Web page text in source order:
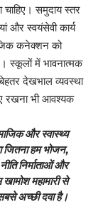
चाहिए। समुदाय स्तर
और स्वयंसेवी कार्य
कनेक्शन को
स्कूलों में भावनात्मक
देखभाल व्यवस्था
रखना भी आवश्यक
और स्वास्थ्य
जितना हम भोजन,
निर्माताओं और
महामारी से
अच्छी दवा है।